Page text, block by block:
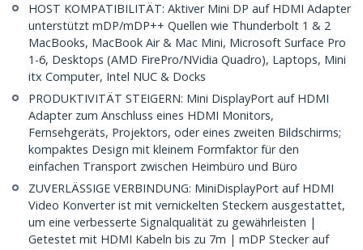
HOST KOMPATIBILITÄT: Aktiver Mini DP auf HDMI Adapter
unterstützt mDP/mDP++ Quellen wie Thunderbolt 1 & 2
MacBooks, MacBook Air & Mac Mini, Microsoft Surface Pro
1-6, Desktops (AMD FirePro/NVidia Quadro), Laptops, Mini
itx Computer, Intel NUC & Docks
PRODUKTIVITÄT STEIGERN: Mini DisplayPort auf HDMI
Adapter zum Anschluss eines HDMI Monitors,
Fernsehgeräts, Projektors, oder eines zweiten Bildschirms;
kompaktes Design mit kleinem Formfaktor für den
einfachen Transport zwischen Heimbüro und Büro
ZUVERLÄSSIGE VERBINDUNG: MiniDisplayPort auf HDMI
Video Konverter ist mit vernickelten Steckern ausgestattet,
um eine verbesserte Signalqualität zu gewährleisten |
Getestet mit HDMI Kabeln bis zu 7m | mDP Stecker auf